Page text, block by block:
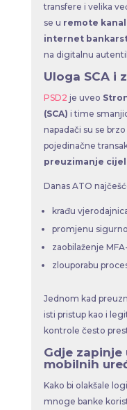
transfere i velika
se u remote
internet
na digitalnu
Uloga SCA i
PSD2 je uveo
(SCA) i time
napadači su se
pojedinačne
preuzimanje
Danas ATO
krađu
promjenu
zaobilaženje
zlouporabu
Jednom kad
isti pristup kao i
kontrole često
Gdje
mobilnih
Kako bi olakšale
mnoge banke